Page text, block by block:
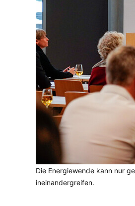
Die Energiewende kann nur
ineinandergreifen.